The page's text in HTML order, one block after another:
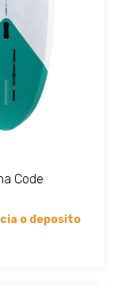
Code
o deposito